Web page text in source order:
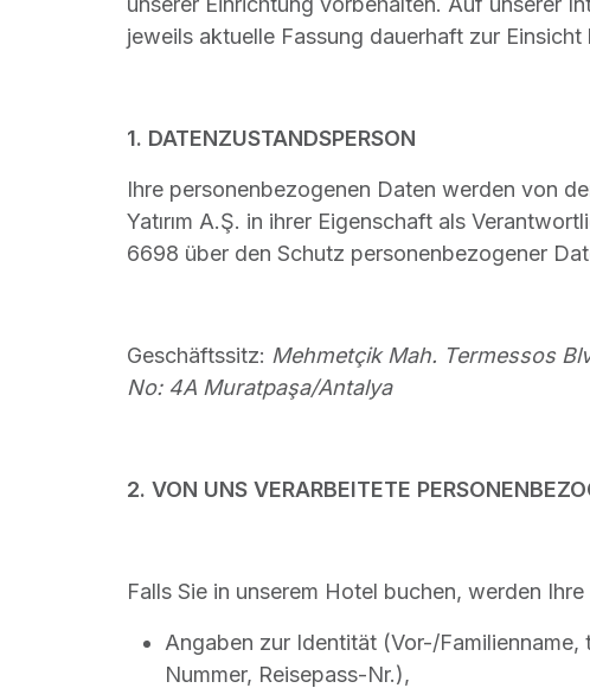
jeweils aktuelle Fassung dauerhaft zur Einsicht
1. DATENZUSTANDSPERSON
Ihre personenbezogenen Daten werden von
Yatırım A.Ş. in ihrer Eigenschaft als
6698 über den Schutz personenbezogener
Geschäftssitz: Mehmetçik Mah. Termessos
No: 4A Muratpaşa/Antalya
2. VON UNS VERARBEITETE
Falls Sie in unserem Hotel buchen, werden Ihre
Angaben zur Identität (Vor-/Familienname,
Nummer, Reisepass-Nr.),